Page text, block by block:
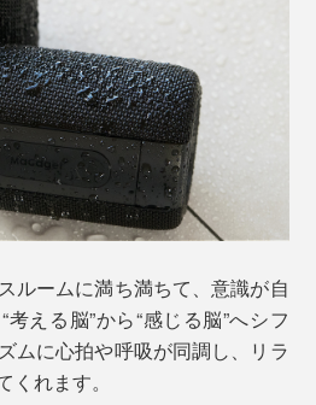
ルームに満ち満ちて、意識が自
える脳”から“感じる脳”へシフ
ムに心拍や呼吸が同調し、リラ
れます。